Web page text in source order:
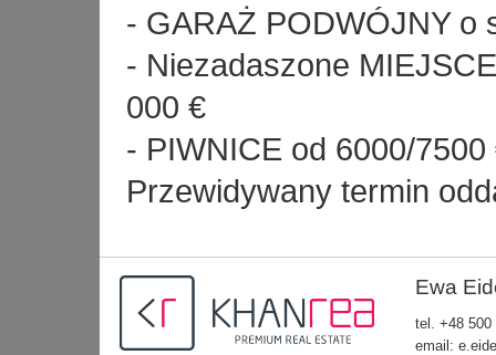
- GARAŻ PODWÓJNY o
- Niezadaszone
000 €
- PIWNICE od 6000/7500
Przewidywany termin
Ewa
tel.+48 500
email: